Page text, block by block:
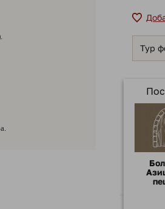
Тур